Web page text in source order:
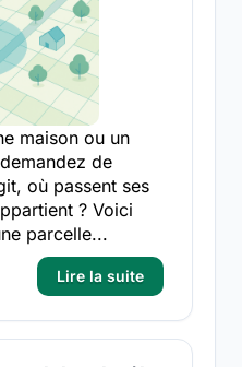
maison ou un
de
où passent ses
? Voici
parcelle...
Lire la suite